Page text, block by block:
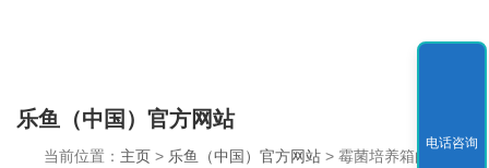
乐鱼（中国）官方网站
当前位置： 主页 > 乐鱼（中国）官方网站 > 霉菌培养箱的工作
电话咨询